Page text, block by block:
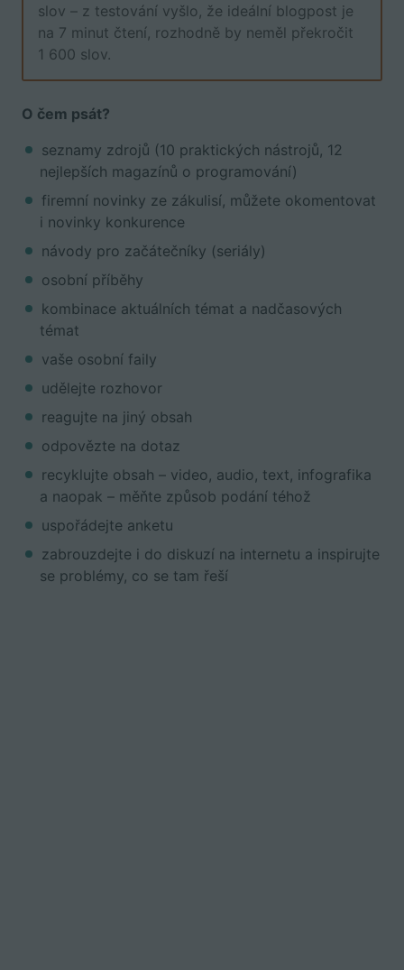
slov – z testování vyšlo, že ideální blogpost je
na 7 minut čtení, rozhodně by neměl překročit
1 600 slov.
O čem psát?
seznamy zdrojů (10 praktických nástrojů, 12
nejlepších magazínů o programování)
firemní novinky ze zákulisí, můžete okomentovat
i novinky konkurence
návody pro začátečníky (seriály)
osobní příběhy
kombinace aktuálních témat a nadčasových
témat
vaše osobní faily
udělejte rozhovor
reagujte na jiný obsah
odpovězte na dotaz
recyklujte obsah – video, audio, text, infografika
a naopak – měňte způsob podání téhož
uspořádejte anketu
zabrouzdejte i do diskuzí na internetu a inspirujte
se problémy, co se tam řeší